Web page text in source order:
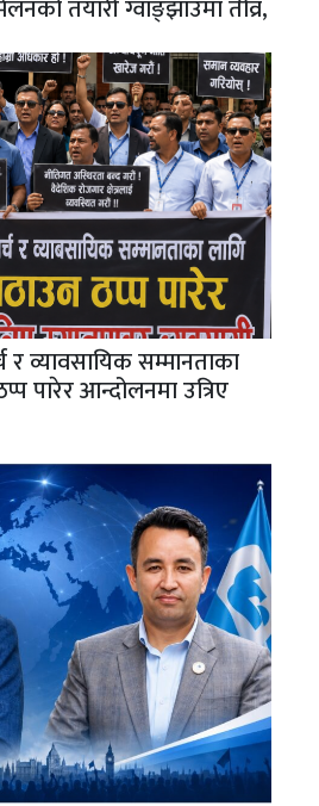
तयारी ग्वाङ्झाउमा तीव्र,
व्यावसायिक सम्मानताका
पारेर आन्दोलनमा उत्रिए